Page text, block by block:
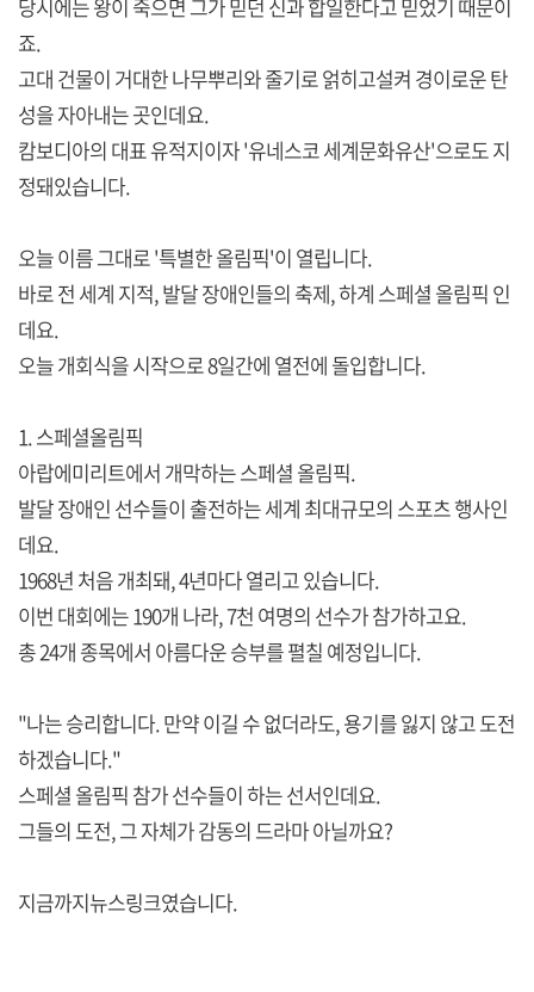
당시에는 왕이 죽으면 그가 믿던 신과 합일한다고 믿었기 때문이
죠.
고대 건물이 거대한 나무뿌리와 줄기로 얽히고설켜 경이로운 탄
성을 자아내는 곳인데요.
캄보디아의 대표 유적지이자 '유네스코 세계문화유산'으로도 지
정돼있습니다.
오늘 이름 그대로 '특별한 올림픽'이 열립니다.
바로 전 세계 지적, 발달 장애인들의 축제, 하계 스페셜 올림픽 인
데요.
오늘 개회식을 시작으로 8일간에 열전에 돌입합니다.
1. 스페셜올림픽
아랍에미리트에서 개막하는 스페셜 올림픽.
발달 장애인 선수들이 출전하는 세계 최대규모의 스포츠 행사인
데요.
1968년 처음 개최돼, 4년마다 열리고 있습니다.
이번 대회에는 190개 나라, 7천 여명의 선수가 참가하고요.
총 24개 종목에서 아름다운 승부를 펼칠 예정입니다.
"나는 승리합니다. 만약 이길 수 없더라도, 용기를 잃지 않고 도전
하겠습니다."
스페셜 올림픽 참가 선수들이 하는 선서인데요.
그들의 도전, 그 자체가 감동의 드라마 아닐까요?
지금까지뉴스링크였습니다.